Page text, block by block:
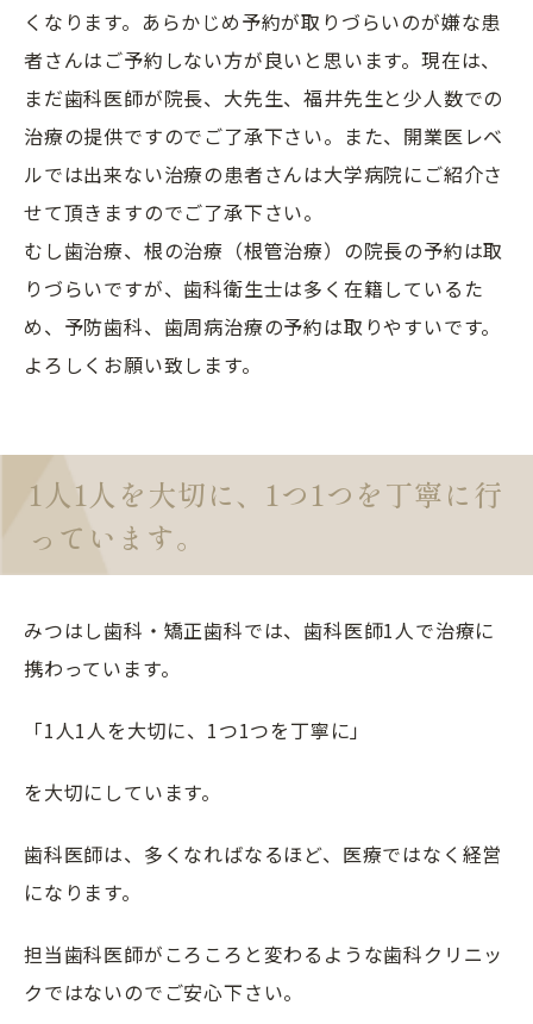
くなります。あらかじめ予約が取りづらいのが嫌な患
者さんはご予約しない方が良いと思います。現在は、
まだ歯科医師が院長、大先生、福井先生と少人数での
治療の提供ですのでご了承下さい。また、開業医レベ
ルでは出来ない治療の患者さんは大学病院にご紹介さ
せて頂きますのでご了承下さい。
むし歯治療、根の治療（根管治療）の院長の予約は取
りづらいですが、歯科衛生士は多く在籍しているた
め、予防歯科、歯周病治療の予約は取りやすいです。
よろしくお願い致します。
1人1人を大切に、1つ1つを丁寧に行
っています。
みつはし歯科・矯正歯科では、歯科医師1人で治療に
携わっています。
「1人1人を大切に、1つ1つを丁寧に」
を大切にしています。
歯科医師は、多くなればなるほど、医療ではなく経営
になります。
担当歯科医師がころころと変わるような歯科クリニッ
クではないのでご安心下さい。